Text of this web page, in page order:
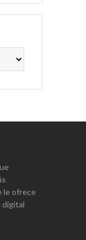
le ofrece
digital